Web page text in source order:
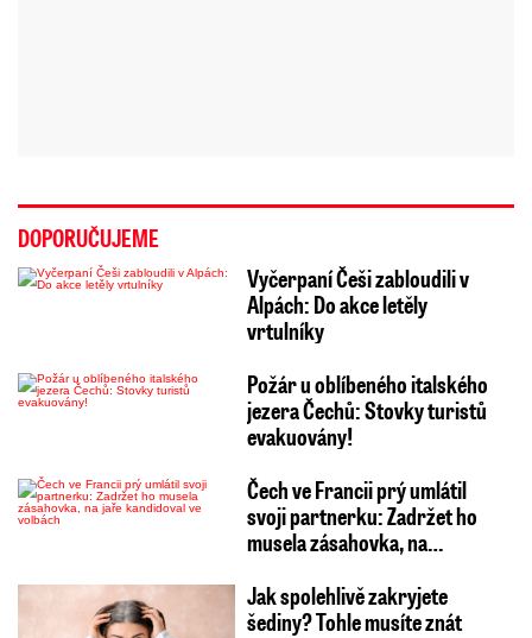
DOPORUČUJEME
Vyčerpaní Češi zabloudili v
Alpách: Do akce letěly
vrtulníky
Požár u oblíbeného italského
jezera Čechů: Stovky turistů
evakuovány!
Čech ve Francii prý umlátil
svoji partnerku: Zadržet ho
musela zásahovka, na…
Jak spolehlivě zakryjete
šediny? Tohle musíte znát